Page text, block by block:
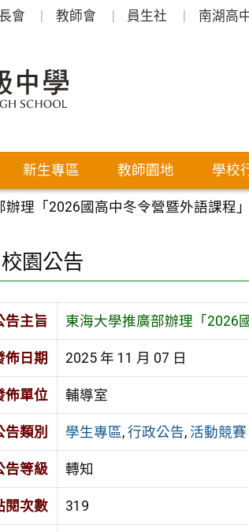
會 教師會 員生社 南湖高
新生專區 教師園地 學校
理「2026國高中冬令營暨外語課程」
校園公告
告主旨 東海大學推廣部辦理「2026
佈日期 2025 年 11 月 07 日
佈單位 輔導室
告類別 學生專區, 行政公告, 活動競賽
告等級 轉知
閱次數 319